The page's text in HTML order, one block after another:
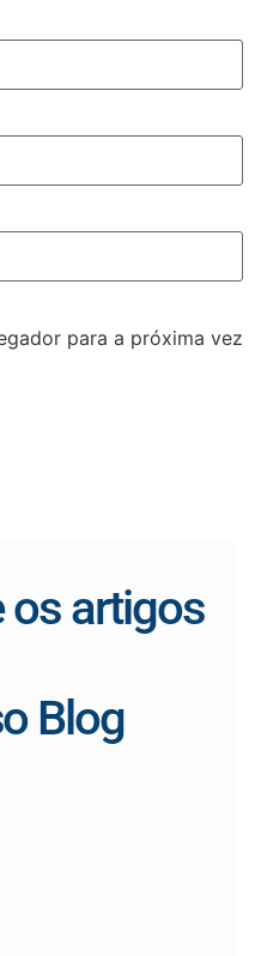
para a próxima vez
os artigos
Blog